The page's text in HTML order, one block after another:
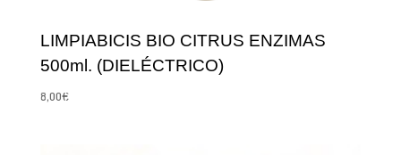
LIMPIABICIS BIO CITRUS ENZIMAS
500ml. (DIELÉCTRICO)
8,00€